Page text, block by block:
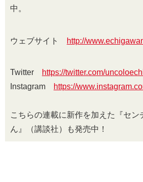
中。
ウェブサイト http://
Twitter
https://twitter.com/
Instagram
https://
こちらの連載に新作を加えた『セン
ん』（講談社）も発売中！